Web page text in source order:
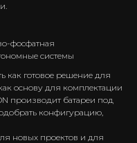
фосфатная
системы
как готовое решение для
основу для комплектации
производит батареи под
конфигурацию,
новых проектов и для